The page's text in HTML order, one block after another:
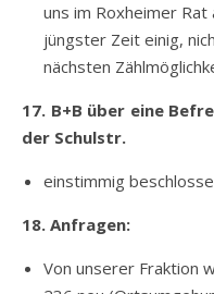
uns im Roxheimer Rat
jüngster Zeit einig,
nächsten
17. B+B über eine
der Schulstr.
einstimmig
18. Anfragen:
Von unserer Fraktion